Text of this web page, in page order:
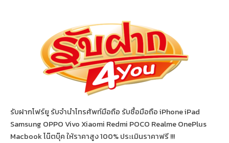
รับฝากโฟร์ยู รับจำนำโทรศัพท์มือถือ รับซื้อมือถือ iPhone iPad
Samsung OPPO Vivo Xiaomi Redmi POCO Realme OnePlus
Macbook โน๊ตบุ๊ค ให้ราคาสูง 100% ประเมินราคาฟรี !!!